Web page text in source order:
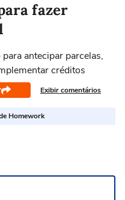
fazer
antecipar parcelas,
créditos
Exibir comentários
Homework